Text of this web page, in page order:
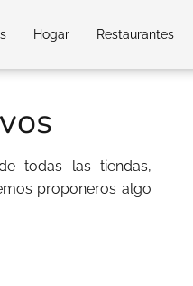
Hogar Restaurantes
todas las tiendas,
proponeros algo